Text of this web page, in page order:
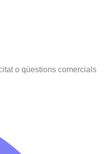
o qüestions comercials